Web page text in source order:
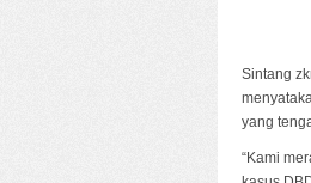
Sintang
yang
“Kami